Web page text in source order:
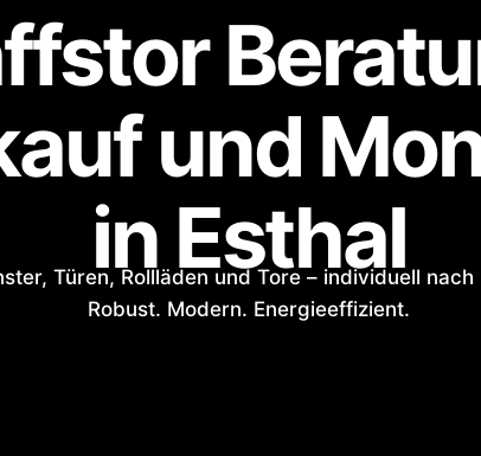
und
in Esthal
Türen, Rollläden und Tore – individuell nach
Robust. Modern. Energieeffizient.